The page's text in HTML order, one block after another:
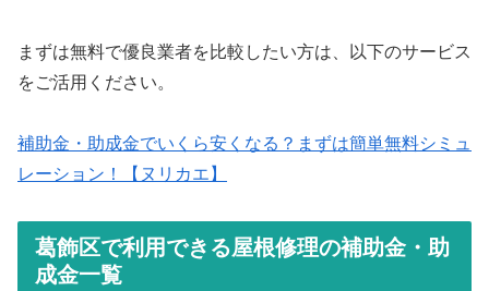
まずは無料で優良業者を比較したい方は、以下のサービス
をご活用ください。
補助金・助成金でいくら安くなる？まずは簡単無料シミュ
レーション！【ヌリカエ】
葛飾区で利用できる屋根修理の補助金・助
成金一覧